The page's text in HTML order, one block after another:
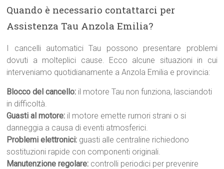
Quando è necessario contattarci per
Assistenza Tau Anzola Emilia?
I cancelli automatici Tau possono presentare problemi
dovuti a molteplici cause. Ecco alcune situazioni in cui
interveniamo quotidianamente a Anzola Emilia e provincia:
Blocco del cancello: il motore Tau non funziona, lasciandoti
in difficoltà.
Guasti al motore: il motore emette rumori strani o si
danneggia a causa di eventi atmosferici.
Problemi elettronici: guasti alle centraline richiedono
sostituzioni rapide con componenti originali.
Manutenzione regolare: controlli periodici per prevenire